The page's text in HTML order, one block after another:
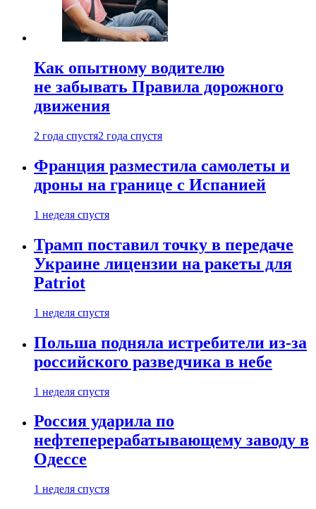
Как опытному водителю
не забывать Правила дорожного
движения
2 года спустя2 года спустя
Франция разместила самолеты и
дроны на границе с Испанией
1 неделя спустя
Трамп поставил точку в передаче
Украине лицензии на ракеты для
Patriot
1 неделя спустя
Польша подняла истребители из-за
российского разведчика в небе
1 неделя спустя
Россия ударила по
нефтеперерабатывающему заводу в
Одессе
1 неделя спустя